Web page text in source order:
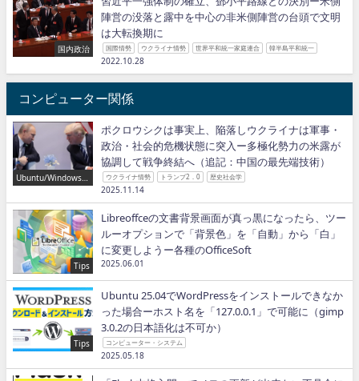
国内政治
陣営の没落と露中を中心の非米側陣営の台頭で文明
は大転換期に
国際情勢 ウクライナ情勢 世界平和統一家庭連合 韓半島平和統一
2022.10.28
コンピューター関係
Ubuntu/Windows/P
ポクロウシクは事実上、陥落しウクライナは軍事・
政治・社会的危機状態に突入ー多極化勢力の米露が
協調して戦争終結へ（追記：中国の最先端技術）
ウクライナ情勢 トランプ2．0 歴史社会学
2025.11.14
Tips
Libreoffceの文書背景画面が真っ黒になったら、ツー
ルーオプションで「背景色」を「自動」から「白」
に変更しようー各種のOfficeSoft
2025.06.01
Tips
Ubuntu 25.04でWordPressをインストールできなか
った場合ーホスト名を「127.0.0.1」で可能に（gimp
3.0.2の日本語化は不可か）
コンピューター・システム
2025.05.18